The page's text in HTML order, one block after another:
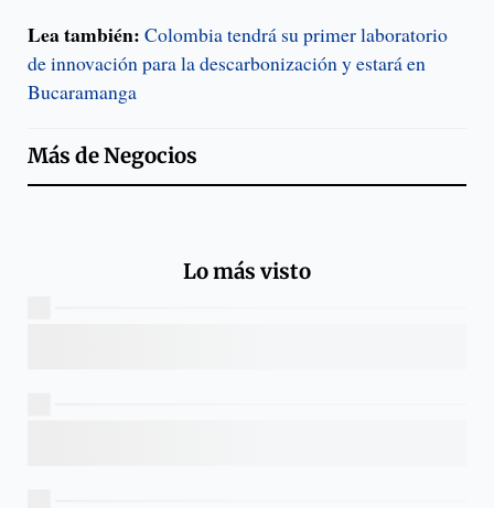
Lea también: Colombia tendrá su primer laboratorio
de innovación para la descarbonización y estará en
Bucaramanga
Más deNegocios
Lo más visto